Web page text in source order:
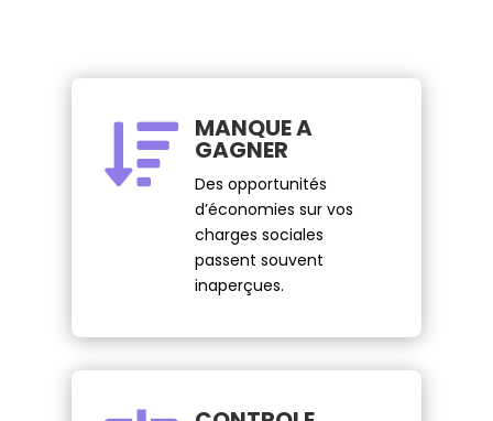
 MANQUE A
GAGNER
Des opportunités
d’économies sur vos
charges sociales
passent souvent
inaperçues.